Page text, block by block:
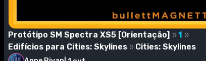
Protótipo SM Spectra XS5 [Orientação]
1
Edifícios para Cities: Skylines
Cities: Skylines